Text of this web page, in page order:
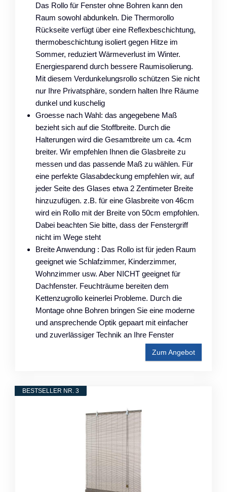
Das Rollo für Fenster ohne Bohren kann den
Raum sowohl abdunkeln. Die Thermorollo
Rückseite verfügt über eine Reflexbeschichtung,
thermobeschichtung isoliert gegen Hitze im
Sommer, reduziert Wärmeverlust im Winter.
Energiesparend durch bessere Raumisolierung.
Mit diesem Verdunkelungsrollo schützen Sie nicht
nur Ihre Privatsphäre, sondern halten Ihre Räume
dunkel und kuschelig
Groesse nach Wahl: das angegebene Maß
bezieht sich auf die Stoffbreite. Durch die
Halterungen wird die Gesamtbreite um ca. 4cm
breiter. Wir empfehlen Ihnen die Glasbreite zu
messen und das passende Maß zu wählen. Für
eine perfekte Glasabdeckung empfehlen wir, auf
jeder Seite des Glases etwa 2 Zentimeter Breite
hinzuzufügen. z.B. für eine Glasbreite von 46cm
wird ein Rollo mit der Breite von 50cm empfohlen.
Dabei beachten Sie bitte, dass der Fenstergriff
nicht im Wege steht
Breite Anwendung : Das Rollo ist für jeden Raum
geeignet wie Schlafzimmer, Kinderzimmer,
Wohnzimmer usw. Aber NICHT geeignet für
Dachfenster. Feuchträume bereiten dem
Kettenzugrollo keinerlei Probleme. Durch die
Montage ohne Bohren bringen Sie eine moderne
und ansprechende Optik gepaart mit einfacher
und zuverlässiger Technik an Ihre Fenster
Zum Angebot
BESTSELLER NR. 3